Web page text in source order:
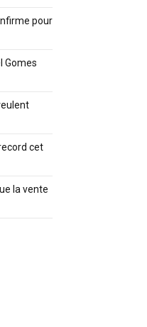
pour
Gomes
cet
la vente